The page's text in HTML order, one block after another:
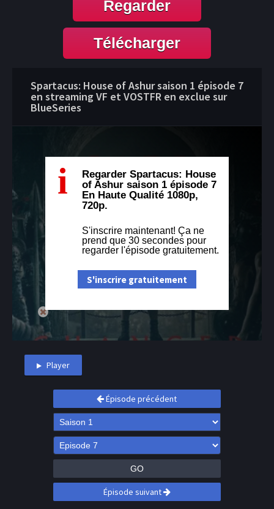
Regarder
Télécharger
Spartacus: House of Ashur saison 1 épisode 7
en streaming VF et VOSTFR en exclue sur
BlueSeries
i
Regarder Spartacus: House
of Ashur saison 1 épisode 7
En Haute Qualité 1080p,
720p.
S'inscrire maintenant! Ça ne
prend que 30 secondes pour
regarder l'épisode gratuitement.
S'inscrire gratuitement
Player
Épisode précédent
GO
Épisode suivant